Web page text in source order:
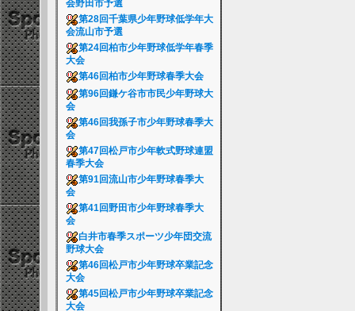
会野田市予選
第28回千葉県少年野球低学年大
会流山市予選
第24回柏市少年野球低学年春季
大会
第46回柏市少年野球春季大会
第96回鎌ケ谷市市民少年野球大
会
第46回我孫子市少年野球春季大
会
第47回松戸市少年軟式野球連盟
春季大会
第91回流山市少年野球春季大
会
第41回野田市少年野球春季大
会
白井市春季スポーツ少年団交流
野球大会
第46回松戸市少年野球卒業記念
大会
第45回松戸市少年野球卒業記念
大会